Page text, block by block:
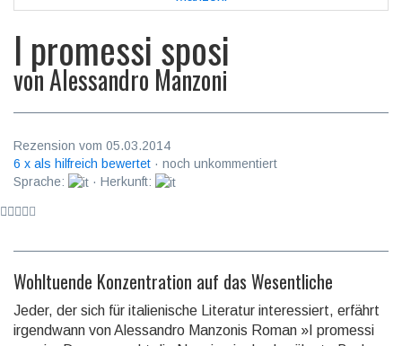
I promessi sposi
vonAlessandro Manzoni
Rezension vom 05.03.2014
6 x als hilfreich bewertet · noch unkommentiert
Sprache:
· Herkunft:
Wohltuende Konzentration auf das Wesentliche
Jeder, der sich für italienische Literatur interessiert, erfährt
irgendwann von Alessandro Manzo­nis Roman »I promessi